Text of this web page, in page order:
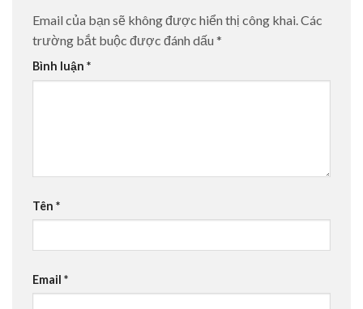
Email của bạn sẽ không được hiển thị công khai.Các
trường bắt buộc được đánh dấu *
Bình luận *
Tên *
Email *